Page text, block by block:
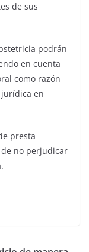
de sus
podrán
en cuenta
como razón
en
presta
no perjudicar